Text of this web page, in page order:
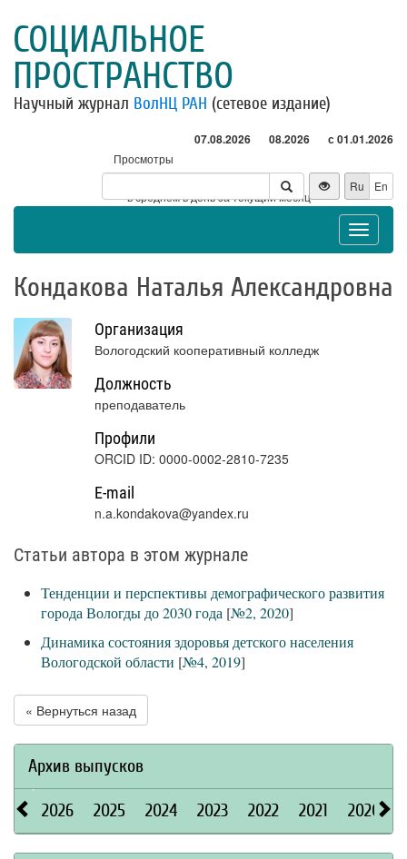
СОЦИАЛЬНОЕ
ПРОСТРАНСТВО
Научный журнал ВолНЦ РАН (сетевое издание)
07.08.2026 08.2026 с 01.01.2026
Просмотры
Посетители
* - в среднем в день за текущий месяц
Ru En
Toggle
Кондакова Наталья Александровна
Организация
Вологодский кооперативный колледж
Должность
преподаватель
Профили
ORCID ID: 0000-0002-2810-7235
E-mail
n.a.kondakova@yandex.ru
Статьи автора в этом журнале
Тенденции и перспективы демографического развития
города Вологды до 2030 года [№2, 2020]
Динамика состояния здоровья детского населения
Вологодской области [№4, 2019]
« Вернуться назад
Архив выпусков
2026 2025 2024 2023 2022 2021 2020